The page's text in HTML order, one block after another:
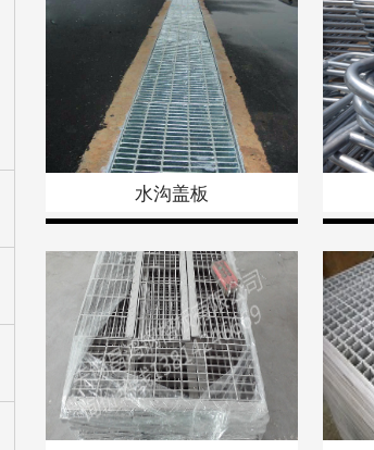
水沟盖板